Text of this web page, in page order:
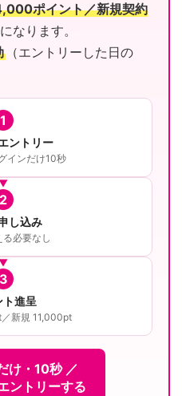
ポイント／新規契約
なります。
（エントリーした日の
1
ントリー
インだけ10秒
2
し込み
る必要なし
3
ト進呈
新規 11,000pt
け・10秒 ／
ントリーする